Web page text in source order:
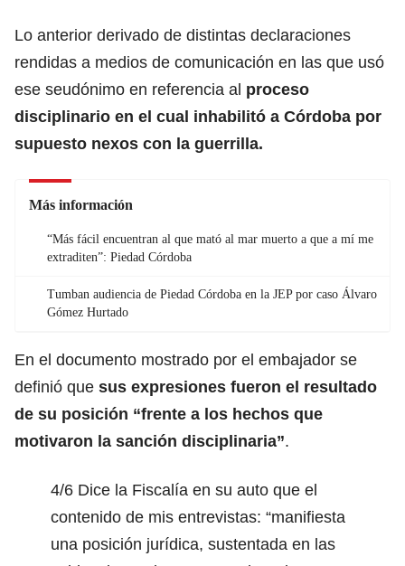
Lo anterior derivado de distintas declaraciones
rendidas a medios de comunicación en las que usó
ese seudónimo en referencia al proceso
disciplinario en el cual inhabilitó a Córdoba por
supuesto nexos con la guerrilla.
Más información
“Más fácil encuentran al que mató al mar muerto a que a mí me
extraditen”: Piedad Córdoba
Tumban audiencia de Piedad Córdoba en la JEP por caso Álvaro
Gómez Hurtado
En el documento mostrado por el embajador se
definió que sus expresiones fueron el resultado
de su posición “frente a los hechos que
motivaron la sanción disciplinaria”.
4/6 Dice la Fiscalía en su auto que el
contenido de mis entrevistas: “manifiesta
una posición jurídica, sustentada en las